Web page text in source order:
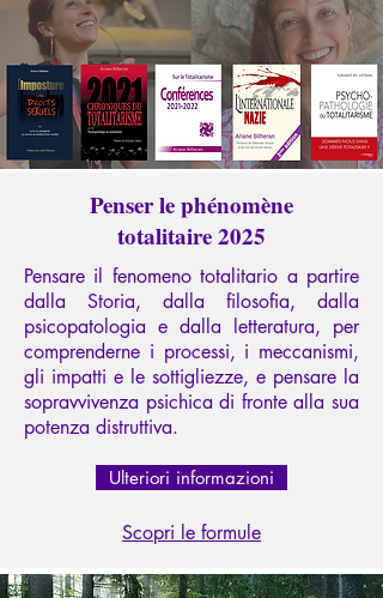
Penser le phénomène
totalitaire 2025
Pensare il fenomeno totalitario a partire
dalla Storia, dalla filosofia, dalla
psicopatologia e dalla letteratura, per
comprenderne i processi, i meccanismi,
gli impatti e le sottigliezze, e pensare la
sopravvivenza psichica di fronte alla sua
potenza distruttiva.
Ulteriori informazioni
Scopri le formule